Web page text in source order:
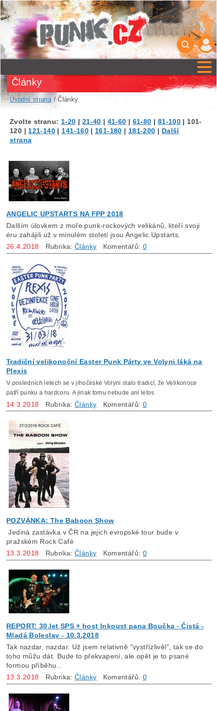
Články
Úvodní strana/ Články
Zvolte stranu: 1-20 | 21-40 | 41-60 | 61-80 | 81-100 | 101-
120 | 121-140 | 141-160| 161-180 | 181-200 | Další
strana
ANGELIC UPSTARTS NA FPP 2018
Dalším úlovkem z moře punk-rockových velikánů, kteří svoji
éru zahájili už v minulém století jsou Angelic Upstarts.
26.4.2018 Rubrika:Články Komentářů: 0
Tradiční velikonoční Easter Punk Párty ve Volyni láká na
Plexis
V posledních letech se v jihočeské Volyni stalo tradicí, že Velikonoce
patří punku a hardcoru. A jinak tomu nebude ani letos
14.3.2018 Rubrika:Články Komentářů: 0
POZVÁNKA: The Baboon Show
Jediná zastávka v ČR na jejich evropské tour bude v
pražském Rock Café
13.3.2018 Rubrika:Články Komentářů: 0
REPORT: 30.let SPS + host Inkoust pana Boučka - Čistá -
Mladá Boleslav - 10.3.2018
Tak nazdar, nazdar. Už jsem relativně "vystřízlivěl", tak se do
toho můžu dát. Bude to překvapení, ale opět je to psané
formou příběhu...
13.3.2018 Rubrika:Články Komentářů: 0